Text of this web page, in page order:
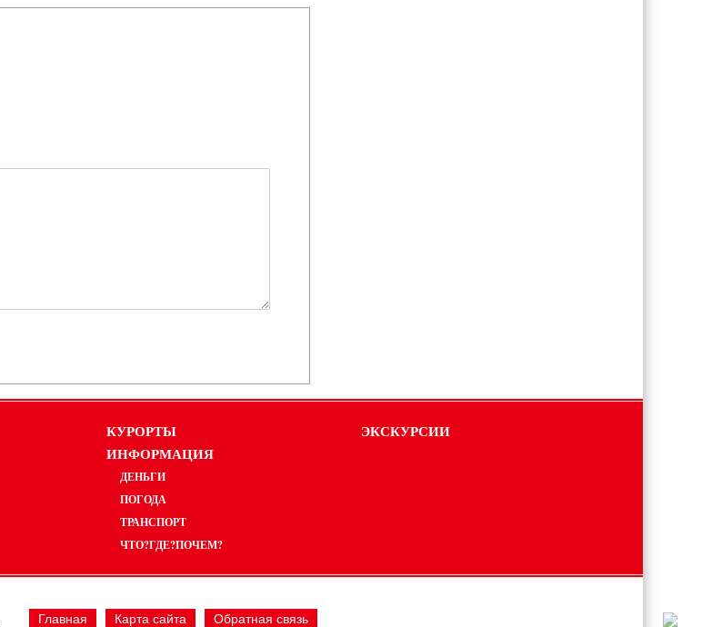
КУРОРТЫ
ЭКСКУРСИИ
ИНФОРМАЦИЯ
ДЕНЬГИ
ПОГОДА
ТРАНСПОРТ
ЧТО?ГДЕ?ПОЧЕМ?
Главная Карта сайта Обратная связь